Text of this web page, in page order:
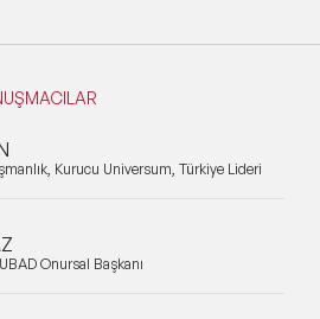
Kurucu Universum, Türkiye Lideri
Onursal Başkanı